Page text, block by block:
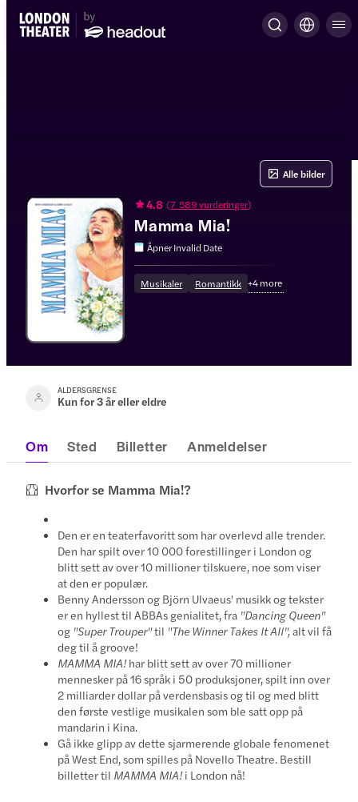
4.8 (7 589 vurderinger)
Mamma Mia!
ÅpnerInvalid Date
Musikaler Romantikk +4more
Alle bilder
ALDERSGRENSE
Kun for 3 år eller eldre
Om Sted Billetter Anmeldelser
Hvorfor se Mamma Mia!?
Den er en teaterfavoritt som har overlevd alle trender.
Den har spilt over 10 000 forestillinger i London og
blitt sett av over 10 millioner tilskuere, noe som viser
at den er populær.
Benny Andersson og Björn Ulvaeus' musikk og tekster
er en hyllest til ABBAs genialitet, fra "Dancing Queen"
og "Super Trouper"til "The Winner Takes It All",alt vil få
deg til å groove!
MAMMA MIA!har blitt sett av over 70 millioner
mennesker på 16 språk i 50 produksjoner, spilt inn over
2 milliarder dollar på verdensbasis og til og med blitt
den første vestlige musikalen som ble satt opp på
mandarin i Kina.
Gå ikke glipp av dette sjarmerende globale fenomenet
på West End, som spilles på Novello Theatre. Bestill
billetter til MAMMA MIA!i London nå!